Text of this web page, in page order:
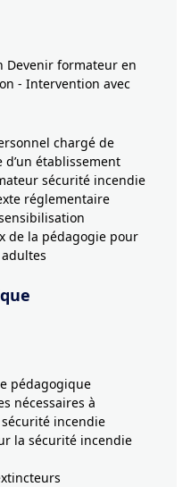
Devenir formateur en
- Intervention avec
chargé de
établissement
sécurité incendie
réglementaire
de la pédagogie pour
pédagogique
nécessaires à
sécurité incendie
la sécurité incendie